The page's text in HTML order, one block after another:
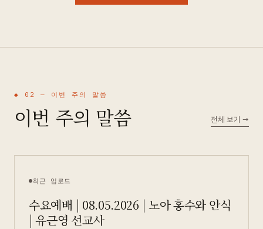
◆ 02 — 이번 주의 말씀
이번 주의 말씀 전체 보기 →
최근 업로드
수요예배 | 08.05.2026 | 노아 홍수와 안식
| 유근영 선교사